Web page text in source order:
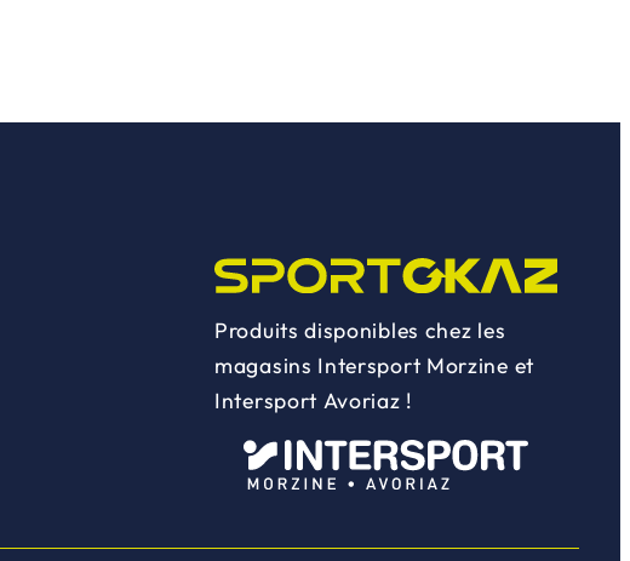
Produits disponibles chez les
magasins Intersport Morzine et
Intersport Avoriaz !